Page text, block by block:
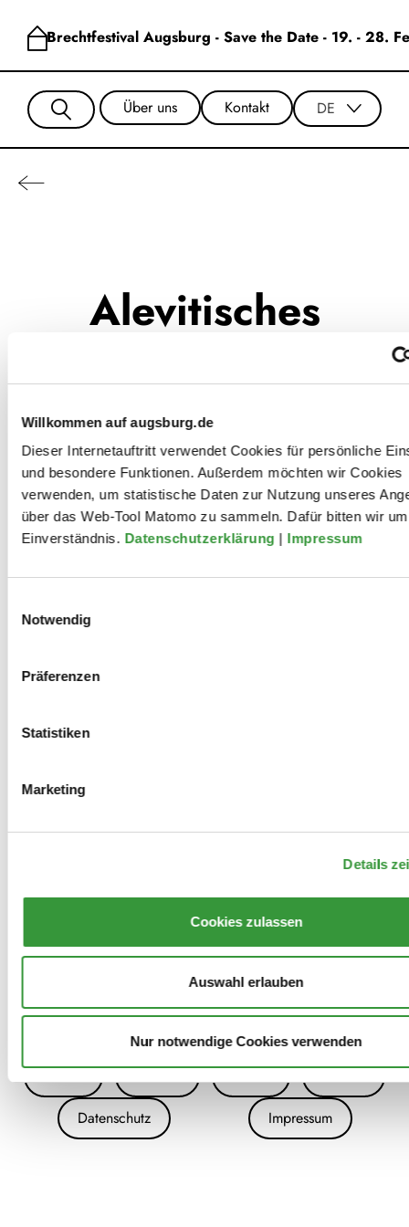
Willkommen auf augsburg.de
Dieser Internetauftritt verwendet Cookies für persönliche
und besondere Funktionen. Außerdem möchten wir Cookies
verwenden, um statistische Daten zur Nutzung unseres
über das Web-Tool Matomo zu sammeln. Dafür bitten wir
Einverständnis. Datenschutzerklärung | Impressum
Notwendig
Präferenzen
Statistiken
Marketing
Details
Cookies zulassen
Auswahl erlauben
Nur notwendige Cookies verwenden
Brechtfestival Augsburg - Save the Date - 19. - 28.
Über uns Kontakt DE
Alevitisches
Cem Haus
Augsburg e. V
V. (aleviten-augsburg.de)
Datenschutz
Impressum